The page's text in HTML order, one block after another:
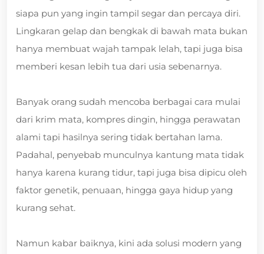
siapa pun yang ingin tampil segar dan percaya diri.
Lingkaran gelap dan bengkak di bawah mata bukan
hanya membuat wajah tampak lelah, tapi juga bisa
memberi kesan lebih tua dari usia sebenarnya.
Banyak orang sudah mencoba berbagai cara mulai
dari krim mata, kompres dingin, hingga perawatan
alami tapi hasilnya sering tidak bertahan lama.
Padahal, penyebab munculnya kantung mata tidak
hanya karena kurang tidur, tapi juga bisa dipicu oleh
faktor genetik, penuaan, hingga gaya hidup yang
kurang sehat.
Namun kabar baiknya, kini ada solusi modern yang